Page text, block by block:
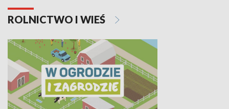
ROLNICTWO I WIEŚ